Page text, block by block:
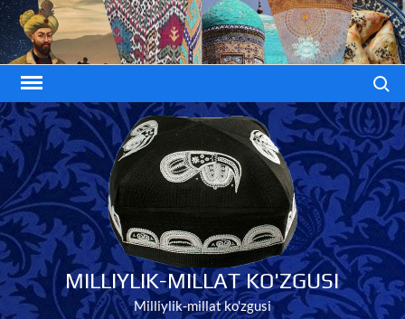
Skip
to
content
MILLIYLIK-MILLAT KO'ZGUSI
Milliylik-millat ko'zgusi